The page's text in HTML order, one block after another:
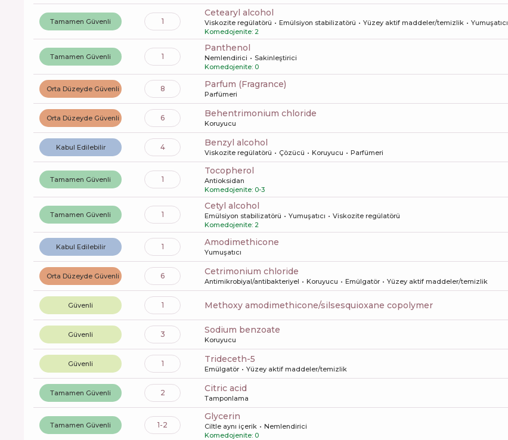
Tamamen Güvenli 1
cetearyl alcohol
Viskozite regülatörü Emülsiyon stabilizatörü Yüzey aktif maddeler/temizlik Yumuşatıcı
Komedojenite: 2
Tamamen Güvenli 1
panthenol
Nemlendirici
Sakinleştirici
Komedojenite: 0
Orta Düzeyde Güvenli 8 Parfum (Fragrance)
Parfümeri
Orta Düzeyde Güvenli 6 behentrimonium chloride
Koruyucu
Kabul Edilebilir 4 benzyl alcohol
Viskozite regülatörü Çözücü Koruyucu Parfümeri
Tamamen Güvenli 1
tocopherol
Antioksidan
Komedojenite: 0-3
Tamamen Güvenli 1
cetyl alcohol
Emülsiyon stabilizatörü Yumuşatıcı
Viskozite regülatörü
Komedojenite: 2
Kabul Edilebilir 1 amodimethicone
Yumuşatıcı
Orta Düzeyde Güvenli 6 cetrimonium chloride
Antimikrobiyal/antibakteriyel Koruyucu Emülgatör Yüzey aktif maddeler/temizlik
Güvenli 1 methoxy amodimethicone/silsesquioxane copolymer
Güvenli 3 sodium benzoate
Koruyucu
Güvenli 1 trideceth-5
Emülgatör Yüzey aktif maddeler/temizlik
Tamamen Güvenli 2 citric acid
Tamponlama
Tamamen Güvenli 1-2
glycerin
Ciltle aynı içerik
Nemlendirici
Komedojenite: 0